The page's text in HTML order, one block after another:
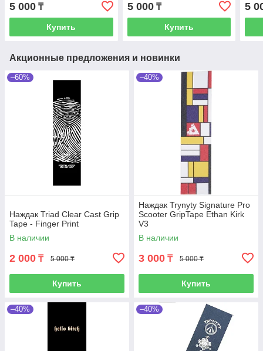
5 000 ₸
Купить
5 000₸
Купить
5
Акционные предложения и новинки
–60%
Наждак Triad Clear Cast Grip
Tape - Finger Print
В наличии
2 000 ₸ 5 000 ₸
Купить
–40%
Наждак Trynyty Signature Pro
Scooter GripTape Ethan Kirk
V3
В наличии
3 000 ₸ 5 000 ₸
Купить
–40% –40%